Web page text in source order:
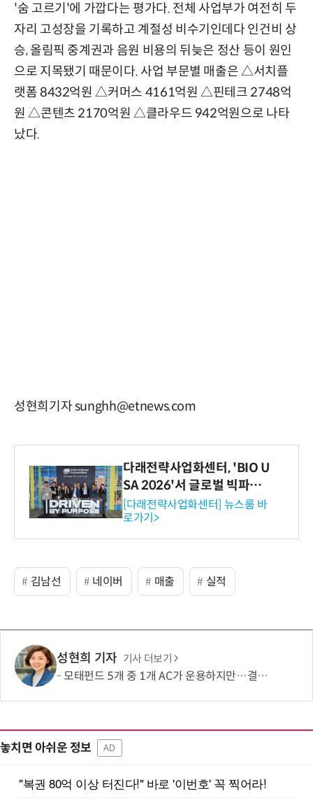
'숨 고르기'에 가깝다는 평가다. 전체 사업부가 여전히 두
자리 고성장을 기록하고 계절성 비수기인데다 인건비 상
승, 올림픽 중계권과 음원 비용의 뒤늦은 정산 등이 원인
으로 지목됐기 때문이다. 사업 부문별 매출은 △서치플
랫폼 8432억원 △커머스 4161억원 △핀테크 2748억
원 △콘텐츠 2170억원 △클라우드 942억원으로 나타
났다.
성현희기자 sunghh@etnews.com
다래전략사업화센터, 'BIO U
SA 2026'서 글로벌 빅파마
와의 비즈니스 미팅 지원…K
-바이오 해외 진출 교두보 확
보
[다래전략사업화센터] 뉴스룸 바
로가기>
김남선 네이버 매출 실적
성현희 기자 기사 더보기
모태펀드 5개 중 1개 AC가 운용하지만…결성액 비중은 5.6%
놓치면 아쉬운 정보 AD